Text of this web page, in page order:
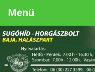
Menü